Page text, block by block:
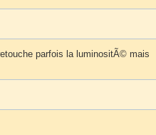
parfois la luminositÃ© mais